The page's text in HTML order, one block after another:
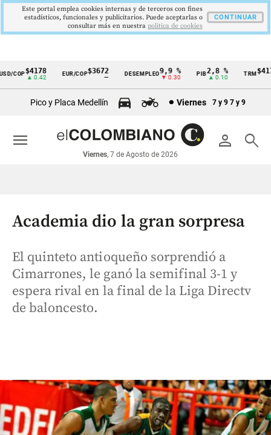
Cintillo
económicos
Colombia
COP$4178
▲ 0.42
EUR/COP$3672 DESEMPLEO 9,9 %
▼ 0.30
PIB2,8 %
▲ 0.10
TRM
Pico y Placa Medellín Viernes 7 y 9 7 y 9
person search
Viernes, 7 de Agosto de 2026
menu
Academia dio la gran sorpresa
El quinteto antioqueño sorprendió a
Cimarrones, le ganó la semifinal 3-1 y
espera rival en la final de la Liga Directv
de baloncesto.
Este portal emplea cookies internas y de terceros con fines
estadísticos, funcionales y publicitarios. Puede aceptarlas o
consultar más en nuestra politica de cookies
CONTINUAR